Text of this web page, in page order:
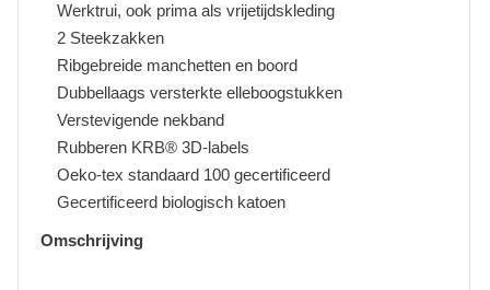
Werktrui, ook prima als vrijetijdskleding
2 Steekzakken
Ribgebreide manchetten en boord
Dubbellaags versterkte elleboogstukken
Verstevigende nekband
Rubberen KRB® 3D-labels
Oeko-tex standaard 100 gecertificeerd
Gecertificeerd biologisch katoen
Omschrijving